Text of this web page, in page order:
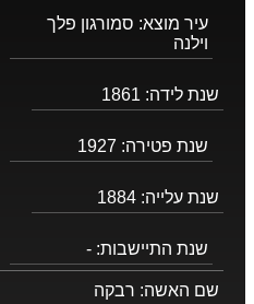
עיר מוצא: סמורגון פלך
וילנה
שנת לידה: 1861
שנת פטירה: 1927
שנת עלייה: 1884
שנת התיישבות: -
שם האשה: רבקה